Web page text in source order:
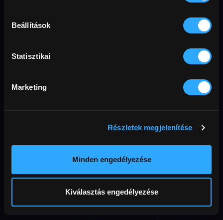
Beállítások
Statisztikai
Marketing
Részletek megjelenítése
Minden engedélyezése
Kiválasztás engedélyezése
Kékkör 2. rész
Kemeneshát és Balaton-
Kékkör 3. rész
Balaton-felvidék és Bakony